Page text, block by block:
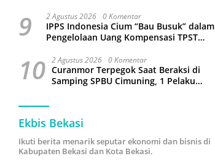
9 2 Agustus 2026 0 Komentar
IPPS Indonesia Cium “Bau Busuk” dalam
Pengelolaan Uang Kompensasi TPST
10 2 Agustus 2026 0 Komentar
Curanmor Terpegok Saat Beraksi di
Samping SPBU Cimuning, 1 Pelaku
Ekbis Bekasi
Ikuti berita menarik seputar ekonomi dan bisnis di
Kabupaten Bekasi dan Kota Bekasi.